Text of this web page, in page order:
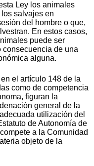
Ley los animales
salvajes en
del hombre o que,
En estos casos,
puede ser
consecuencia de una
alguna.
el artículo 148 de la
como de competencia
figuran la
general de la
utilización del
de Autonomía de
a la Comunidad
objeto de la